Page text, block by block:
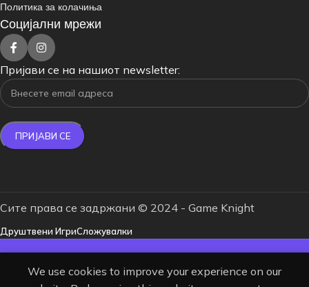
БЕСПЛАТНА ДОСТАВА ЗА НАРАЧКИ
НАД 4000 ДЕНАРИ.
Политика за колачиња
Социјални мрежи
Пријави се на нашиот newsletter:
Сите права се задржани © 2024 - Game Knight
Друштвени ИгриСложувалки
We use cookies to improve your experience on our